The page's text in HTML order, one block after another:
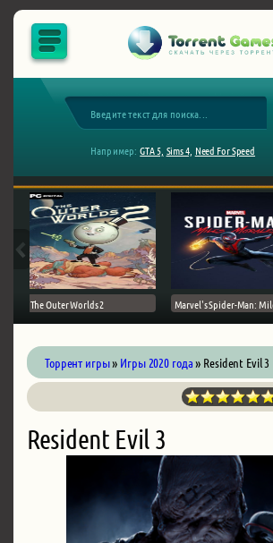
Например: GTA 5, Sims 4, Need For Speed
The Outer Worlds 2 Marvel's Spider-Man:
Торрент игры» Игры 2020 года» Resident Evil 3
Resident Evil 3